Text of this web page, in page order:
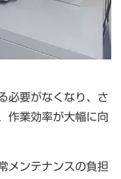
必要がなくなり、さ
作業効率が大幅に向
メンテナンスの負担